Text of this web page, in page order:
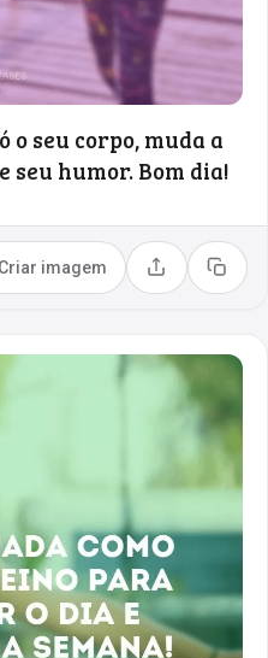
o seu corpo, muda a
seu humor. Bom dia!
Criar imagem Compartilhar
Copiar